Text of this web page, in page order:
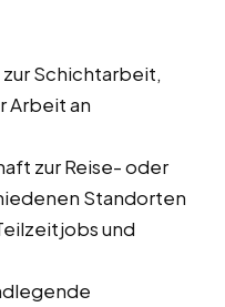
Schichtarbeit,
Arbeit an
zur Reise- oder
Standorten
und